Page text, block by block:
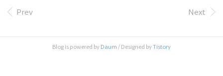
Prev Next
Blog is powered by Daum / Designed byTistory